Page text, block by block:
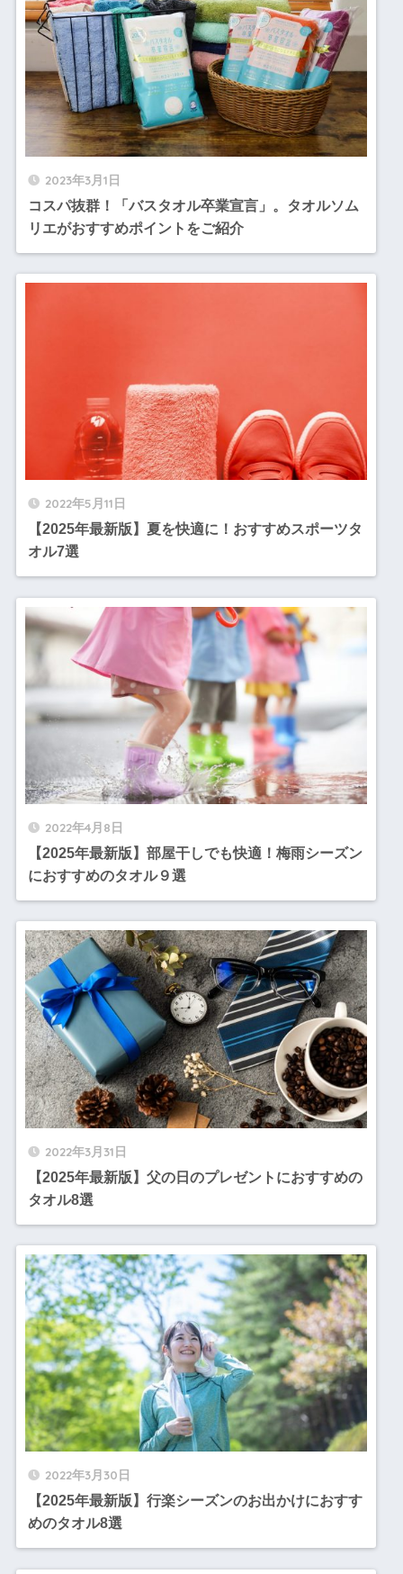
2023年3月1日
コスパ抜群！「バスタオル卒業宣言」。タオルソム
リエがおすすめポイントをご紹介
2022年5月11日
【2025年最新版】夏を快適に！おすすめスポーツタ
オル7選
2022年4月8日
【2025年最新版】部屋干しでも快適！梅雨シーズン
におすすめのタオル９選
2022年3月31日
【2025年最新版】父の日のプレゼントにおすすめの
タオル8選
2022年3月30日
【2025年最新版】行楽シーズンのお出かけにおすす
めのタオル8選